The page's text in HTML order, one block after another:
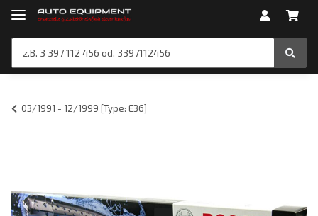
03/1991 - 12/1999 [Type: E36]